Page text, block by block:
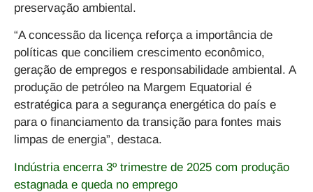
preservação ambiental.
“A concessão da licença reforça a importância de
políticas que conciliem crescimento econômico,
geração de empregos e responsabilidade ambiental. A
produção de petróleo na Margem Equatorial é
estratégica para a segurança energética do país e
para o financiamento da transição para fontes mais
limpas de energia”, destaca.
Indústria encerra 3º trimestre de 2025 com produção
estagnada e queda no emprego